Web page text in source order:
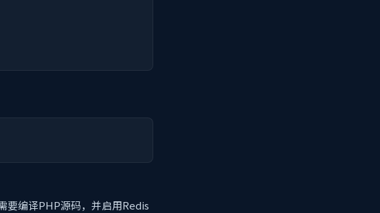
要编译PHP源码，并启用Redis